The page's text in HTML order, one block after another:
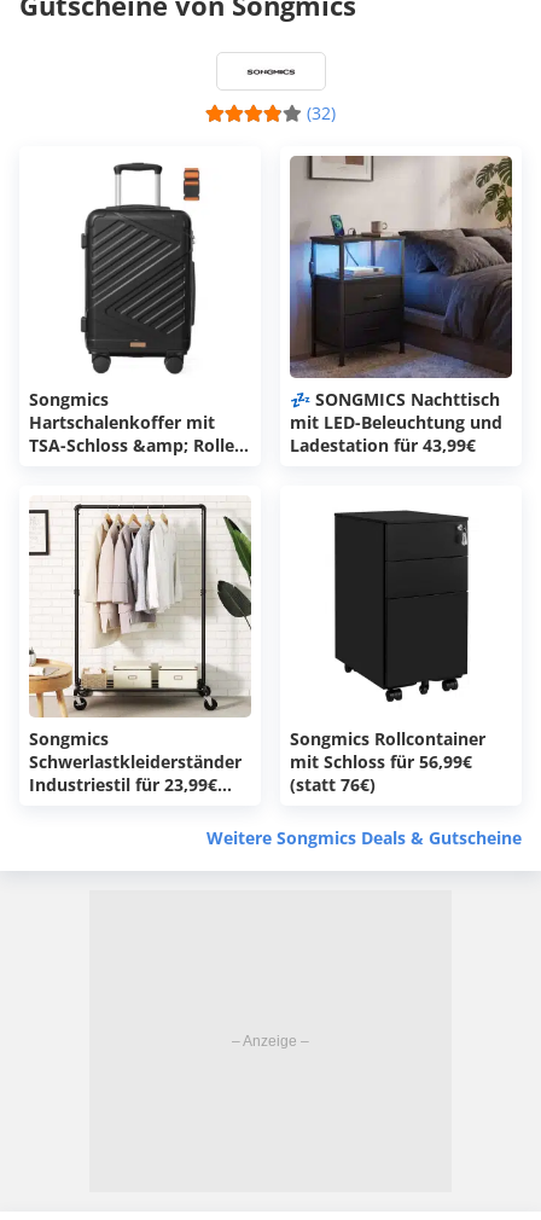
(32)
Songmics
Hartschalenkoffer mit
TSA-Schloss &amp; Rollen
💤 SONGMICS Nachttisch
mit LED-Beleuchtung und
Ladestation für 43,99€
Songmics
Schwerlastkleiderständer
Industriestil für 23,99€
Songmics Rollcontainer
mit Schloss für 56,99€
(statt 76€)
Weitere Songmics Deals & Gutscheine